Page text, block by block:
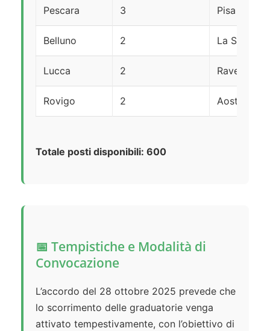
Pescara 3 Pisa
Belluno 2 La Spezia
Lucca 2 Ravenna
Rovigo 2 Aosta
Totale posti disponibili: 600
📅 Tempistiche e Modalità di
Convocazione
L’accordo del 28 ottobre 2025 prevede che
lo scorrimento delle graduatorie venga
attivato tempestivamente, con l’obiettivo di